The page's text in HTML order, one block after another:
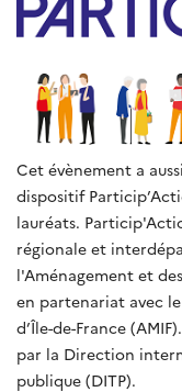
Cet évènement a
dispositif
lauréats.
régionale et
l'Aménagement et
en partenariat avec
d’Île-de-France
par la Direction
publique (DITP).